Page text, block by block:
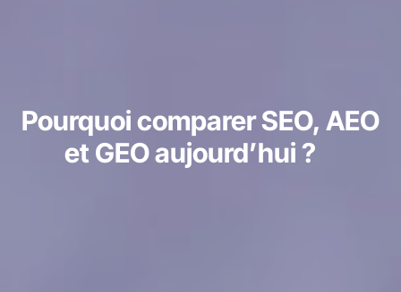
Pourquoi comparer SEO, AEO
et GEO aujourd’hui ?